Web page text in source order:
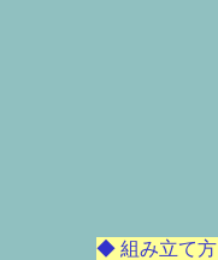
◆ 組み立て方